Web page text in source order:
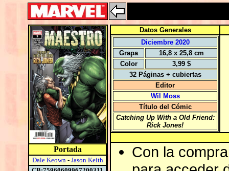
Portada
Dale Keown- Jason Keith
Datos Generales
Diciembre 2020
Grapa
16,8 x 25,8 cm
Color
3,99 $
32 Páginas + cubiertas
Editor
Wil Moss
Título del Cómic
Catching Up With a Old Friend:
Rick Jones!
Con la